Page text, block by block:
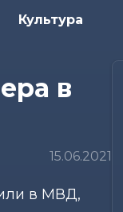
Культура
в
15.06.2021
в МВД,